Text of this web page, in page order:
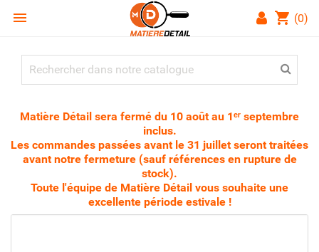
 shopping_cart (0)
Matière Détail sera fermé du 10 août au 1ᵉʳ septembre
inclus.
Les commandes passées avant le 31 juillet seront traitées
avant notre fermeture (sauf références en rupture de
stock).
Toute l'équipe de Matière Détail vous souhaite une
excellente période estivale !